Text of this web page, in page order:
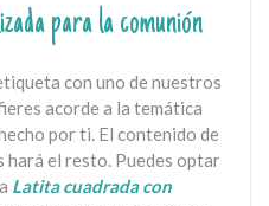
para la comunión
con uno de nuestros
acorde a la temática
por ti. El contenido de
el resto. Puedes optar
Latita cuadrada con